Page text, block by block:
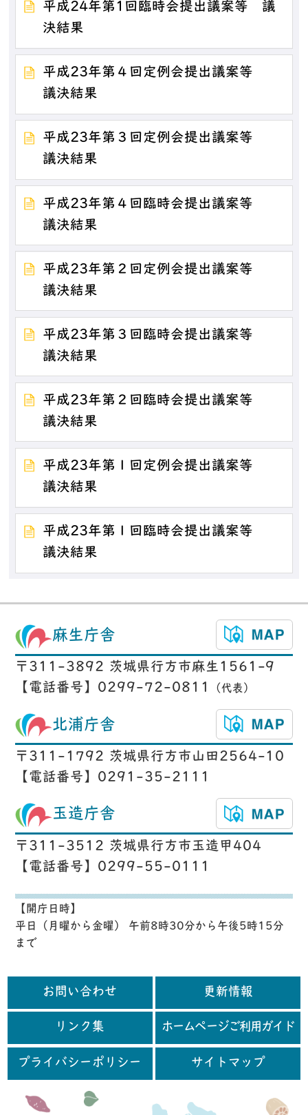
平成24年第1回臨時会提出議案等 議
決結果
平成23年第４回定例会提出議案等
議決結果
平成23年第３回定例会提出議案等
議決結果
平成23年第４回臨時会提出議案等
議決結果
平成23年第２回定例会提出議案等
議決結果
平成23年第３回臨時会提出議案等
議決結果
平成23年第２回臨時会提出議案等
議決結果
平成23年第１回定例会提出議案等
議決結果
平成23年第１回臨時会提出議案等
議決結果
麻生庁舎
〒311-3892 茨城県行方市麻生1561-9
【電話番号】0299-72-0811
（代表）
北浦庁舎
〒311-1792 茨城県行方市山田2564-10
【電話番号】0291-35-2111
玉造庁舎
〒311-3512 茨城県行方市玉造甲404
【電話番号】0299-55-0111
【開庁日時】
平日（月曜から金曜） 午前8時30分から午後5時15分
まで
お問い合わせ 更新情報
リンク集 ホームページご利用ガイド
プライバシーポリシー サイトマップ